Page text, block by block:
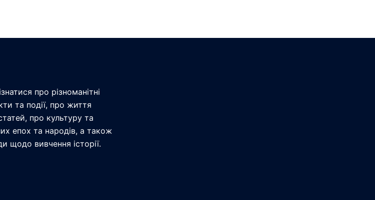
про різноманітні
та події, про життя
про культуру та
епох та народів, а також
щодо вивчення історії.